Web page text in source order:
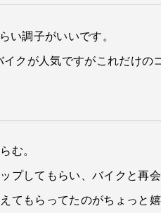
い調子がいいです。
クが人気ですがこれだけ
む。
プしてもらい、バイクと再会
てもらってたのがちょっと嬉